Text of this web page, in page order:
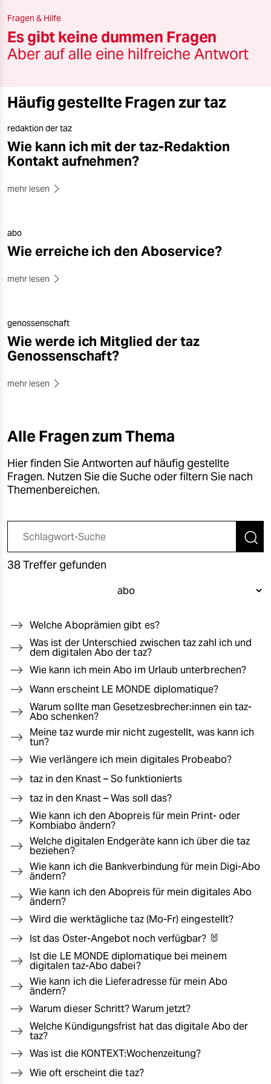
nord
wahrheit
verlag
veranstaltungen
shop
genossenschaft
epaper login
Fragen & Hilfe
Es gibt keine dummen Fragen
Aber auf alle eine hilfreiche Antwort
Häufig gestellte Fragen zur taz
redaktion der taz
Wie kann ich mit der taz-Redaktion
Kontakt aufnehmen?
mehr lesen
abo
Wie erreiche ich den Aboservice?
mehr lesen
genossenschaft
Wie werde ich Mitglied der taz
Genossenschaft?
mehr lesen
Alle Fragen zum Thema
Hier finden Sie Antworten auf häufig gestellte
Fragen. Nutzen Sie die Suche oder filtern Sie nach
Themenbereichen.
38 Treffer gefunden
Welche Aboprämien gibt es?
Was ist der Unterschied zwischen taz zahl ich und
dem digitalen Abo der taz?
Wie kann ich mein Abo im Urlaub unterbrechen?
Wann erscheint LE MONDE diplomatique?
Warum sollte man Gesetzesbrecher:innen ein taz-
Abo schenken?
Meine taz wurde mir nicht zugestellt, was kann ich
tun?
Wie verlängere ich mein digitales Probeabo?
taz in den Knast – So funktionierts
taz in den Knast – Was soll das?
Wie kann ich den Abopreis für mein Print- oder
Kombiabo ändern?
Welche digitalen Endgeräte kann ich über die taz
beziehen?
Wie kann ich die Bankverbindung für mein Digi-Abo
ändern?
Wie kann ich den Abopreis für mein digitales Abo
ändern?
Wird die werktägliche taz (Mo-Fr) eingestellt?
Ist das Oster-Angebot noch verfügbar? 🐰
Ist die LE MONDE diplomatique bei meinem
digitalen taz-Abo dabei?
Wie kann ich die Lieferadresse für mein Abo
ändern?
Warum dieser Schritt? Warum jetzt?
Welche Kündigungsfrist hat das digitale Abo der
taz?
Was ist die KONTEXT:Wochenzeitung?
Wie oft erscheint die taz?